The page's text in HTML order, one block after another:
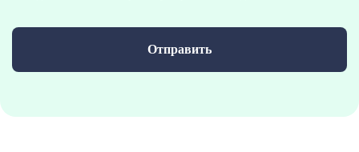
Отправить